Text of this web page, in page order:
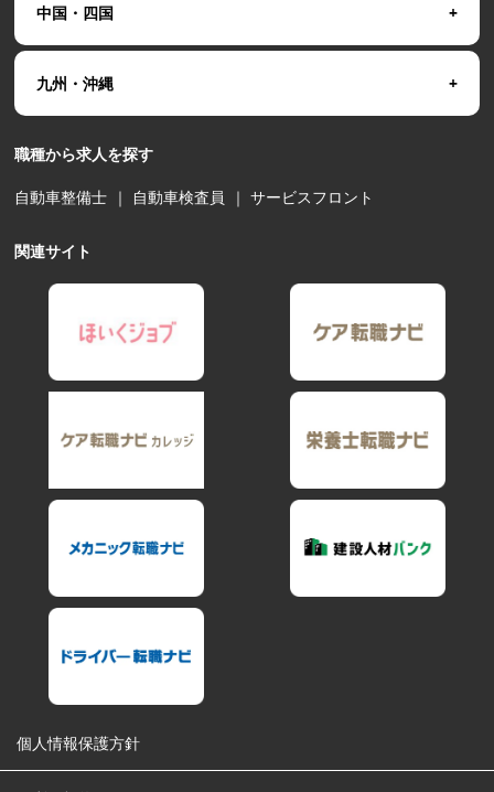
中国・四国
九州・沖縄
職種から求人を探す
自動車整備士 ｜ 自動車検査員 ｜サービスフロント
関連サイト
個人情報保護方針